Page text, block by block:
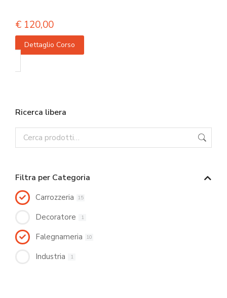
€ 120,00
Dettaglio Corso
Ricerca libera
Filtra per Categoria
Carrozzeria 15
Decoratore 1
Falegnameria 10
Industria 1